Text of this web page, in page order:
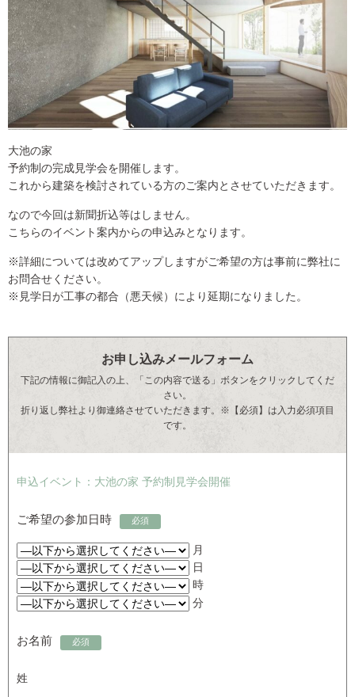
大池の家
予約制の完成見学会を開催します。
これから建築を検討されている方のご案内とさせていただきます。
なので今回は新聞折込等はしません。
こちらのイベント案内からの申込みとなります。
※詳細については改めてアップしますがご希望の方は事前に弊社に
お問合せください。
※見学日が工事の都合（悪天候）により延期になりました。
お申し込みメールフォーム
下記の情報に御記入の上、「この内容で送る」ボタンをクリックしてくだ
さい。
折り返し弊社より御連絡させていただきます。※【必須】は入力必須項目
です。
申込イベント：大池の家 予約制見学会開催
ご希望の参加日時 必須
月
日
時
分
お名前 必須
姓